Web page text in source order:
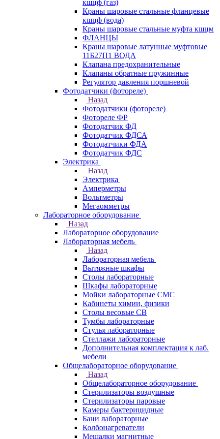
кшцф (газ)
Краны шаровые стальные фланцевые
кшцф (вода)
Краны шаровые стальные муфта кшцм
ФЛАНЦЫ
Краны шаровые латунные муфтовые
11Б27П1 ВОДА
Клапана предохранительные
Клапаны обратные пружинные
Регулятор давления поршневой
Фотодатчики (фотореле)
Назад
Фотодатчики (фотореле)
Фотореле ФР
Фотодатчик ФД
Фотодатчик ФДСА
Фотодатчики ФДА
Фотодатчик ФДС
Электрика
Назад
Электрика
Амперметры
Вольтметры
Мегаомметры
Лабораторное оборудование
Назад
Лабораторное оборудование
Лабораторная мебель
Назад
Лабораторная мебель
Вытяжные шкафы
Столы лабораторные
Шкафы лабораторные
Мойки лабораторные СМС
Кабинеты химии, физики
Столы весовые СВ
Тумбы лабораторные
Стулья лабораторные
Стеллажи лабораторные
Дополнительная комплектация к лаб.
мебели
Общелабораторное оборудование
Назад
Общелабораторное оборудование
Стерилизаторы воздушные
Стерилизаторы паровые
Камеры бактерицидные
Бани лабораторные
Колбонагреватели
Мешалки магнитные